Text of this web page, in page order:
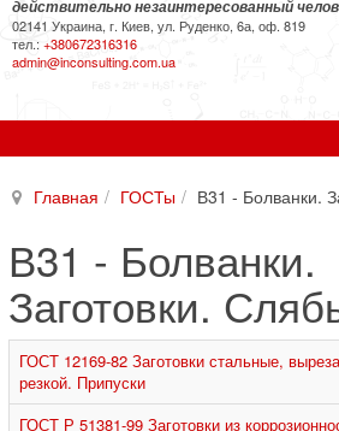
действительно незаинтересованный
02141 Украина, г. Киев, ул. Руденко, 6а, оф. 819
тел.: +380672316316
admin@inconsulting.com.ua
Главная ГОСТы В31 - Болванки.
В31 - Болванки.
Заготовки.
ГОСТ 12169-82 Заготовки стальные,
резкой. Припуски
ГОСТ Р 51381-99 Заготовки из